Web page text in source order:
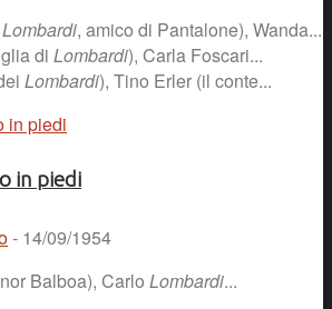
Lombardi, amico di Pantalone), Wanda...
di Lombardi), Carla Foscari...
Lombardi), Tino Erler (il conte...
in piedi
- 14/09/1954
Balboa), Carlo Lombardi...